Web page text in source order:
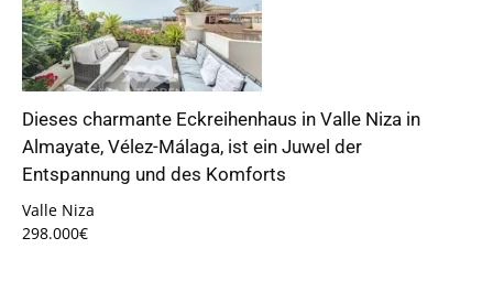
Dieses charmante Eckreihenhaus in Valle Niza in
Almayate, Vélez-Málaga, ist ein Juwel der
Entspannung und des Komforts
Valle Niza
298.000€